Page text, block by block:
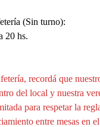
(Sin turno):
20 hs.
recordá que
del local y nuestra
para respetar la
entre mesas en